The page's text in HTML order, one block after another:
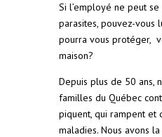
Si l’employé ne peut
parasites, pouvez-vous
pourra vous protéger,
maison?
Depuis plus de 50 ans,
familles du Québec
piquent, qui rampent et
maladies. Nous avons